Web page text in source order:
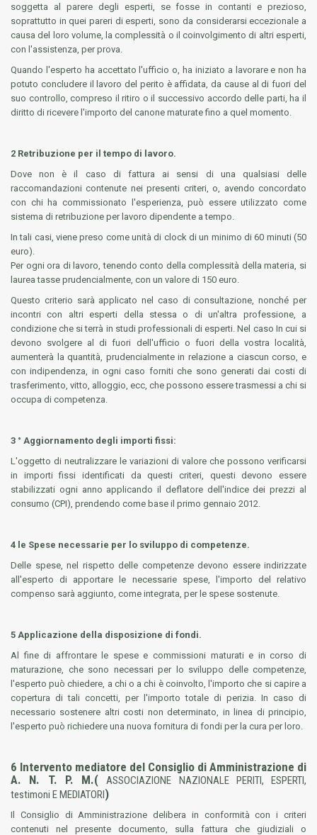
soggetta al parere degli esperti, se fosse in contanti e prezioso,
soprattutto in quei pareri di esperti, sono da considerarsi eccezionale a
causa del loro volume, la complessità o il coinvolgimento di altri esperti,
con l'assistenza, per prova.
Quando l'esperto ha accettato l'ufficio o, ha iniziato a lavorare e non ha
potuto concludere il lavoro del perito è affidata, da cause al di fuori del
suo controllo, compreso il ritiro o il successivo accordo delle parti, ha il
diritto di ricevere l'importo del canone maturate fino a quel momento.
2 Retribuzione per il tempo di lavoro.
Dove non è il caso di fattura ai sensi di una qualsiasi delle
raccomandazioni contenute nei presenti criteri, o, avendo concordato
con chi ha commissionato l'esperienza, può essere utilizzato come
sistema di retribuzione per lavoro dipendente a tempo.
In tali casi, viene preso come unità di clock di un minimo di 60 minuti (50
euro).
Per ogni ora di lavoro, tenendo conto della complessità della materia, si
laurea tasse prudencialmente, con un valore di 150 euro.
Questo criterio sarà applicato nel caso di consultazione, nonché per
incontri con altri esperti della stessa o di un'altra professione, a
condizione che si terrà in studi professionali di esperti. Nel caso In cui si
devono svolgere al di fuori dell'ufficio o fuori della vostra località,
aumenterà la quantità, prudencialmente in relazione a ciascun corso, e
con indipendenza, in ogni caso forniti che sono generati dai costi di
trasferimento, vitto, alloggio, ecc, che possono essere trasmessi a chi si
occupa di competenza.
3 ° Aggiornamento degli importi fissi:
L'oggetto di neutralizzare le variazioni di valore che possono verificarsi
in importi fissi identificati da questi criteri, questi devono essere
stabilizzati ogni anno applicando il deflatore dell'indice dei prezzi al
consumo (CPI), prendendo come base il primo gennaio 2012.
4 le Spese necessarie per lo sviluppo di competenze.
Delle spese, nel rispetto delle competenze devono essere indirizzate
all'esperto di apportare le necessarie spese, l'importo del relativo
compenso sarà aggiunto, come integrata, per le spese sostenute.
5 Applicazione della disposizione di fondi.
Al fine di affrontare le spese e commissioni maturati e in corso di
maturazione, che sono necessari per lo sviluppo delle competenze,
l'esperto può chiedere, a chi o a chi è coinvolto, l'importo che si capire a
copertura di tali concetti, per l'importo totale di perizia. In caso di
necessario sostenere altri costi non determinato, in linea di principio,
l'esperto può richiedere una nuova fornitura di fondi per la cura per loro.
6 Intervento mediatore del Consiglio di Amministrazione di
A. N. T. P. M.(ASSOCIAZIONE NAZIONALE PERITI, ESPERTI,
testimoni E MEDIATORI)
Il Consiglio di Amministrazione delibera in conformità con i criteri
contenuti nel presente documento, sulla fattura che giudiziali o